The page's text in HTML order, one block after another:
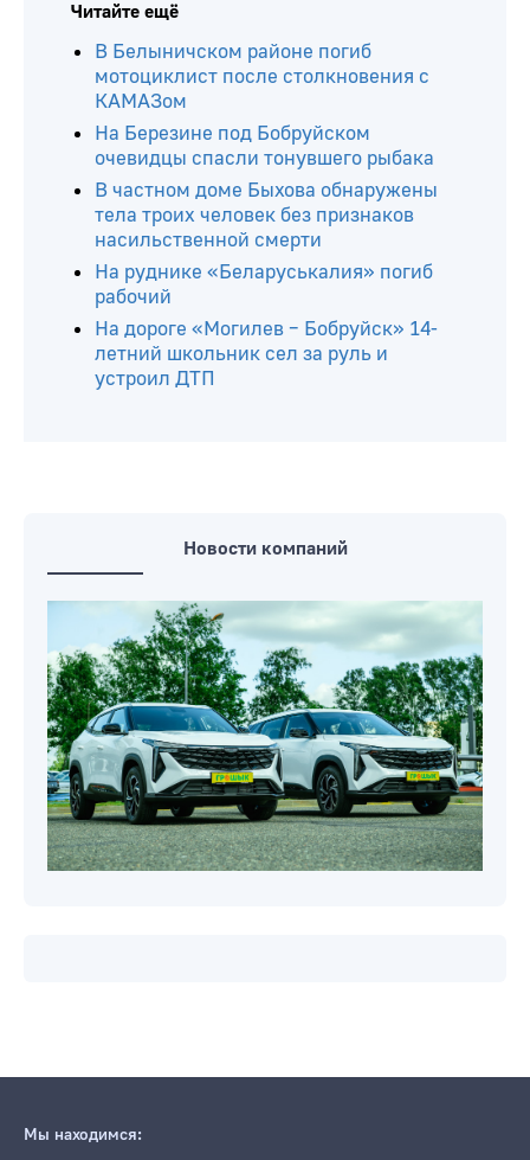
Читайте ещё
В Белыничском районе погиб
мотоциклист после столкновения с
КАМАЗом
На Березине под Бобруйском
очевидцы спасли тонувшего рыбака
В частном доме Быхова обнаружены
тела троих человек без признаков
насильственной смерти
На руднике «Беларуськалия» погиб
рабочий
На дороге «Могилев – Бобруйск» 14-
летний школьник сел за руль и
устроил ДТП
Новости компаний
Мы находимся: